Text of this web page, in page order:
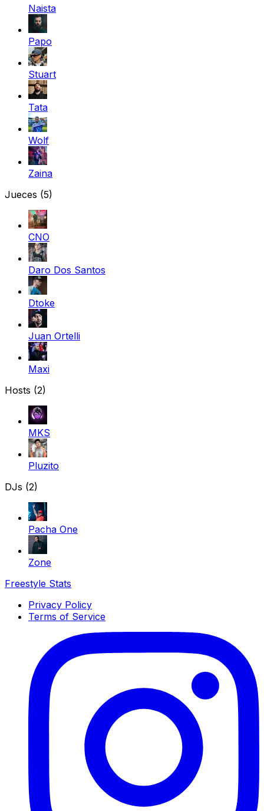
Naista
Papo
Stuart
Tata
Wolf
Zaina
Jueces (5)
CNO
Daro Dos Santos
Dtoke
Juan Ortelli
Maxi
Hosts (2)
MKS
Pluzito
DJs (2)
Pacha One
Zone
Freestyle Stats
Privacy Policy
Terms of Service